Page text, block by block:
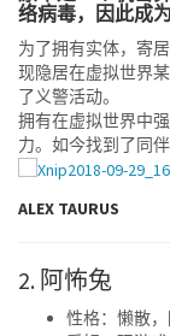
络病毒，因此成
为了拥有实体，寄
现隐居在虚拟世界
了义警活动。
拥有在虚拟世界中
力。如今找到了同
ALEX TAURUS
2. 阿怖兔
性格：懒散